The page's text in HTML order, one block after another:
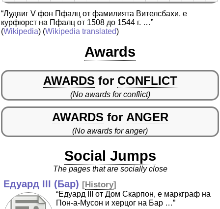
“Лудвиг V фон Пфалц от фамилията Вителсбахи, е
курфюрст на Пфалц от 1508 до 1544 г. …”
(Wikipedia) (Wikipedia translated)
Awards
AWARDS for CONFLICT
(No awards for conflict)
AWARDS for ANGER
(No awards for anger)
Social Jumps
The pages that are socially close
Едуард III (Бар) [History]
“Едуард III от Дом Скарпон, е маркграф на
Пон-а-Мусон и херцог на Бар …”